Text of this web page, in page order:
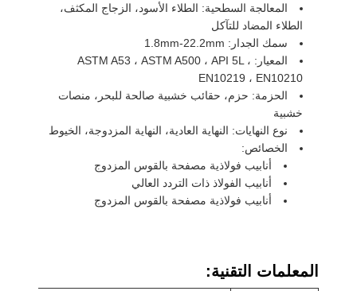
المعالجة السطحية: الطلاء الأسود، الزجاج المكثف،
الطلاء المضاد للتآكل
سمك الجدار: 1.8mm-22.2mm
المعيار: ASTM A53 ، ASTM A500 ، API 5L ،
EN10219 ، EN10210
الحزمة: حزم، حقائب خشبية صالحة للبحر، منصات
خشبية
نوع النهايات: النهاية العادية، النهاية المزدوجة، الخيوط
الخصائص:
أنابيب فولاذية مصفحة بالقوس المزدوج
أنابيب الفولاذ ذات التردد العالي
أنابيب فولاذية مصفحة بالقوس المزدوج
المعلمات التقنية: